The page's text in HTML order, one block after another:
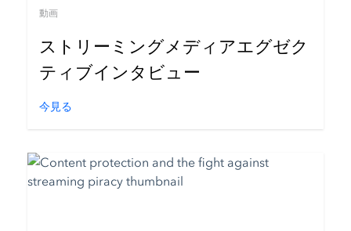
動画
ストリーミングメディアエグゼク
ティブインタビュー
今見る